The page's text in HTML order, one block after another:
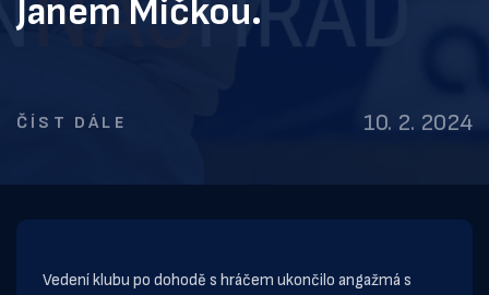
Janem Mičkou.
ČÍST DÁLE 10. 2. 2024
Vedení klubu po dohodě s hráčem ukončilo angažmá s